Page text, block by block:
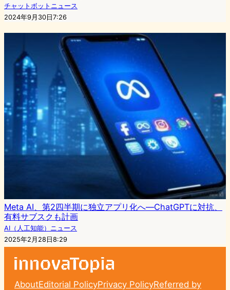
チャットボットニュース
2024年9月30日7:26
Meta AI、第2四半期に独立アプリ化へ—ChatGPTに対抗、
有料サブスクも計画
AI（人工知能）ニュース
2025年2月28日8:29
AboutEditorial PolicyPrivacy PolicyReferred by